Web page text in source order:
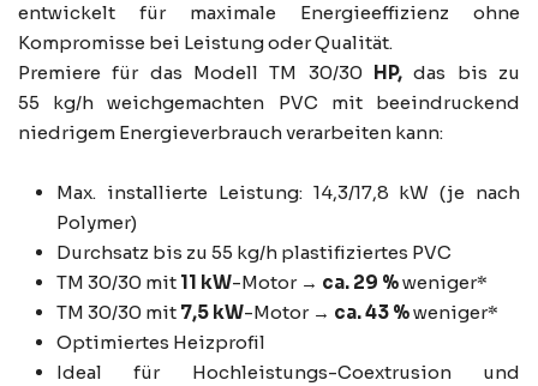
entwickelt für maximale Energieeffizienz ohne
Kompromisse bei Leistung oder Qualität.
Premiere für das Modell TM 30/30 HP, das bis zu
55 kg/h weichgemachten PVC mit beeindruckend
niedrigem Energieverbrauch verarbeiten kann:
Max. installierte Leistung: 14,3/17,8 kW (je nach
Polymer)
Durchsatz bis zu 55 kg/h plastifiziertes PVC
TM 30/30 mit 11 kW-Motor → ca. 29 %weniger*
TM 30/30 mit 7,5 kW-Motor → ca. 43 %weniger*
Optimiertes Heizprofil
Ideal für Hochleistungs-Coextrusion und